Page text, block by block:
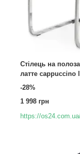
Стілець на
латте cappuccino
-28%
1 998 грн
https://